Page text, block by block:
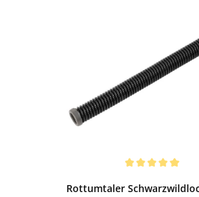
Rottumtaler